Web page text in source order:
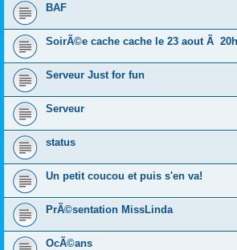
BAF
SoirÃ©e cache cache le 23 aout Ã 20h
Serveur Just for fun
Serveur
status
Un petit coucou et puis s'en va!
PrÃ©sentation MissLinda
OcÃ©ans